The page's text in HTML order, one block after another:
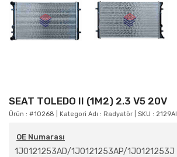
SEAT TOLEDO II (1M2) 2.3 V5 20V
Ürün : #10268 | Kategori Adı : Radyatör | SKU : 2129AI
OE Numarası
1J0121253AD/1J0121253AP/1J0121253J